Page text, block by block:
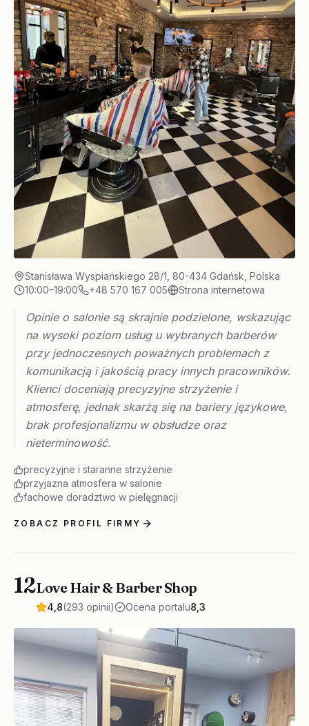
Stanisława Wyspiańskiego 28/1, 80-434 Gdańsk, Polska
10:00–19:00
+48 570 167 005 Strona internetowa
Opinie o salonie są skrajnie podzielone, wskazując
na wysoki poziom usług u wybranych barberów
przy jednoczesnych poważnych problemach z
komunikacją i jakością pracy innych pracowników.
Klienci doceniają precyzyjne strzyżenie i
atmosferę, jednak skarżą się na bariery językowe,
brak profesjonalizmu w obsłudze oraz
nieterminowość.
precyzyjne i staranne strzyżenie
przyjazna atmosfera w salonie
fachowe doradztwo w pielęgnacji
ZOBACZ PROFIL FIRMY
12Love Hair & Barber Shop
4,8(293 opinii) Ocena portalu8,3